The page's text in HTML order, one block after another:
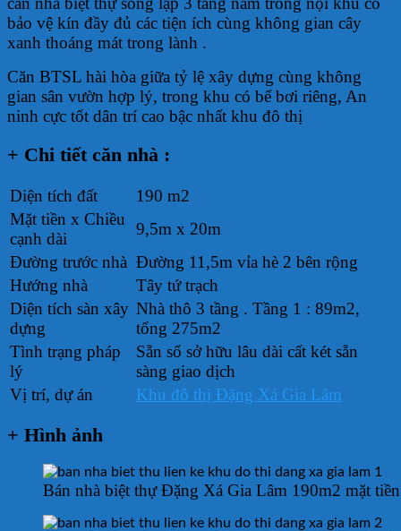
bảo vệ kín đầy đủ các tiện ích cùng không gian cây
xanh thoáng mát trong lành .
Căn BTSL hài hòa giữa tỷ lệ xây dựng cùng không
gian sân vườn hợp lý, trong khu có bể bơi riêng, An
ninh cực tốt dân trí cao bậc nhất khu đô thị
+ Chi tiết căn nhà :
Diện tích đất
190 m2
Mặt tiền x Chiều
cạnh dài
9,5m x 20m
Đường trước nhà Đường 11,5m vỉa hè 2 bên rộng
Hướng nhà
Tây tứ trạch
Diện tích sàn xây
dựng
Nhà thô 3 tầng . Tầng 1 : 89m2,
tổng 275m2
Tình trạng pháp
lý
Sẵn sổ sở hữu lâu dài cất két sẵn
sàng giao dịch
Vị trí, dự án
Khu đô thị Đặng Xá Gia Lâm
+ Hình ảnh
Bán nhà biệt thự Đặng Xá Gia Lâm 190m2 mặt